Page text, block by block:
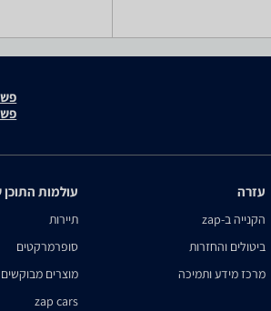
עזרה
הקנייה ב-zap
ביטולים והחזרות
מרכז מידע ותמיכה
עולמות התוכן
תיירות
סופרמרקטים
מוצרים מבוקשים
zap cars